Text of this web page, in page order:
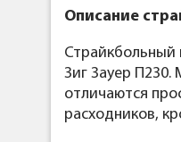
Описание
Страйкбольный
Зиг Зауер
отличаются
расходников,